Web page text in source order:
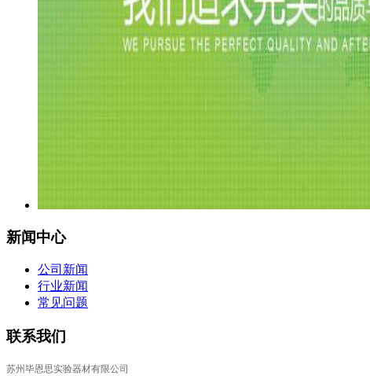
新闻中心
公司新闻
行业新闻
常见问题
联系我们
苏州毕恩思实验器材有限公司